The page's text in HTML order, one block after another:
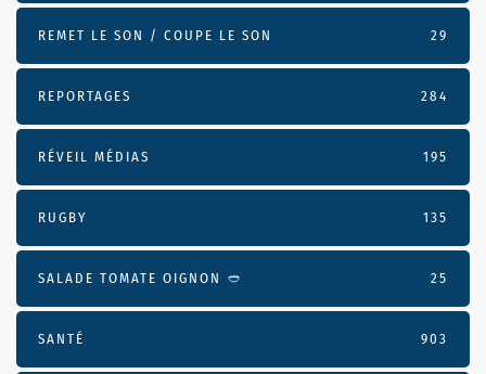
REMET LE SON / COUPE LE SON 29
REPORTAGES 284
RÉVEIL MÉDIAS 195
RUGBY 135
SALADE TOMATE OIGNON 🥙 25
SANTÉ 903